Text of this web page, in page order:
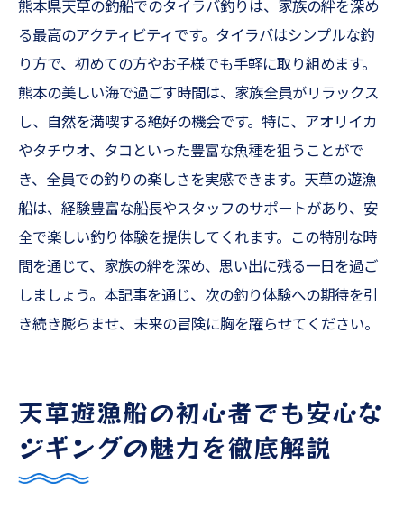
シング
SLJで熊本の海の魅力を家族で体感しよう
熊本釣船でSLJ釣りを満喫する方法
熊本県天草の釣船でのタイラバ釣りは、家族の絆を深め
る最高のアクティビティです。タイラバはシンプルな釣
り方で、初めての方やお子様でも手軽に取り組めます。
熊本の美しい海で過ごす時間は、家族全員がリラックス
し、自然を満喫する絶好の機会です。特に、アオリイカ
やタチウオ、タコといった豊富な魚種を狙うことがで
き、全員での釣りの楽しさを実感できます。天草の遊漁
船は、経験豊富な船長やスタッフのサポートがあり、安
全で楽しい釣り体験を提供してくれます。この特別な時
間を通じて、家族の絆を深め、思い出に残る一日を過ご
しましょう。本記事を通じ、次の釣り体験への期待を引
き続き膨らませ、未来の冒険に胸を躍らせてください。
天草遊漁船の初心者でも安心な
ジギングの魅力を徹底解説